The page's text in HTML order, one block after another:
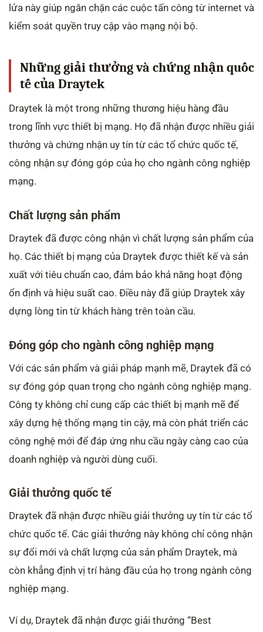
lửa này giúp ngăn chặn các cuộc tấn công từ internet và
kiểm soát quyền truy cập vào mạng nội bộ.
Những giải thưởng và chứng nhận quốc
tế của Draytek
Draytek là một trong những thương hiệu hàng đầu
trong lĩnh vực thiết bị mạng. Họ đã nhận được nhiều giải
thưởng và chứng nhận uy tín từ các tổ chức quốc tế,
công nhận sự đóng góp của họ cho ngành công nghiệp
mạng.
Chất lượng sản phẩm
Draytek đã được công nhận vì chất lượng sản phẩm của
họ. Các thiết bị mạng của Draytek được thiết kế và sản
xuất với tiêu chuẩn cao, đảm bảo khả năng hoạt động
ổn định và hiệu suất cao. Điều này đã giúp Draytek xây
dựng lòng tin từ khách hàng trên toàn cầu.
Đóng góp cho ngành công nghiệp mạng
Với các sản phẩm và giải pháp mạnh mẽ, Draytek đã có
sự đóng góp quan trọng cho ngành công nghiệp mạng.
Công ty không chỉ cung cấp các thiết bị mạnh mẽ để
xây dựng hệ thống mạng tin cậy, mà còn phát triển các
công nghệ mới để đáp ứng nhu cầu ngày càng cao của
doanh nghiệp và người dùng cuối.
Giải thưởng quốc tế
Draytek đã nhận được nhiều giải thưởng uy tín từ các tổ
chức quốc tế. Các giải thưởng này không chỉ công nhận
sự đổi mới và chất lượng của sản phẩm Draytek, mà
còn khẳng định vị trí hàng đầu của họ trong ngành công
nghiệp mạng.
Ví dụ, Draytek đã nhận được giải thưởng “Best